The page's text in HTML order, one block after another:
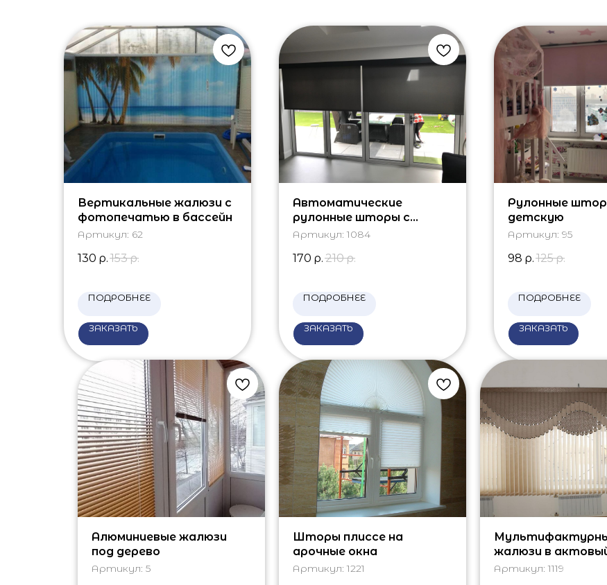
Вертикальные жалюзи с
фотопечатью в бассейн
Артикул: 62
130 р. 153 р.
ПОДРОБНЕЕ
ЗАКАЗАТЬ
Автоматические
рулонные шторы с
электроприводом
Артикул: 1084
170 р. 210 р.
ПОДРОБНЕЕ
ЗАКАЗАТЬ
Рулонные
детскую
Артикул: 95
98 р. 125 р.
ПОДРОБНЕЕ
ЗАКАЗАТЬ
Алюминиевые жалюзи
под дерево
Артикул: 5
Шторы плиссе на
арочные окна
Артикул: 1221
жалюзи в
Артикул: 1119